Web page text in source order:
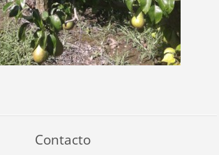
Contacto